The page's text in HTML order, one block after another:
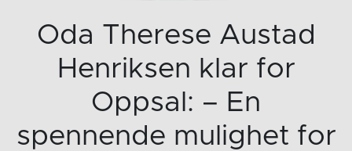
Oda Therese Austad
Henriksen klar for
Oppsal: – En
spennende mulighet for